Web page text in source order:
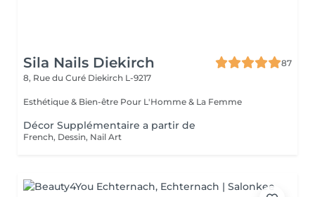
Sila Nails Diekirch
87
8, Rue du Curé Diekirch L-9217
Esthétique & Bien-être Pour L'Homme & La Femme
Décor Supplémentaire a partir de
French, Dessin, Nail Art